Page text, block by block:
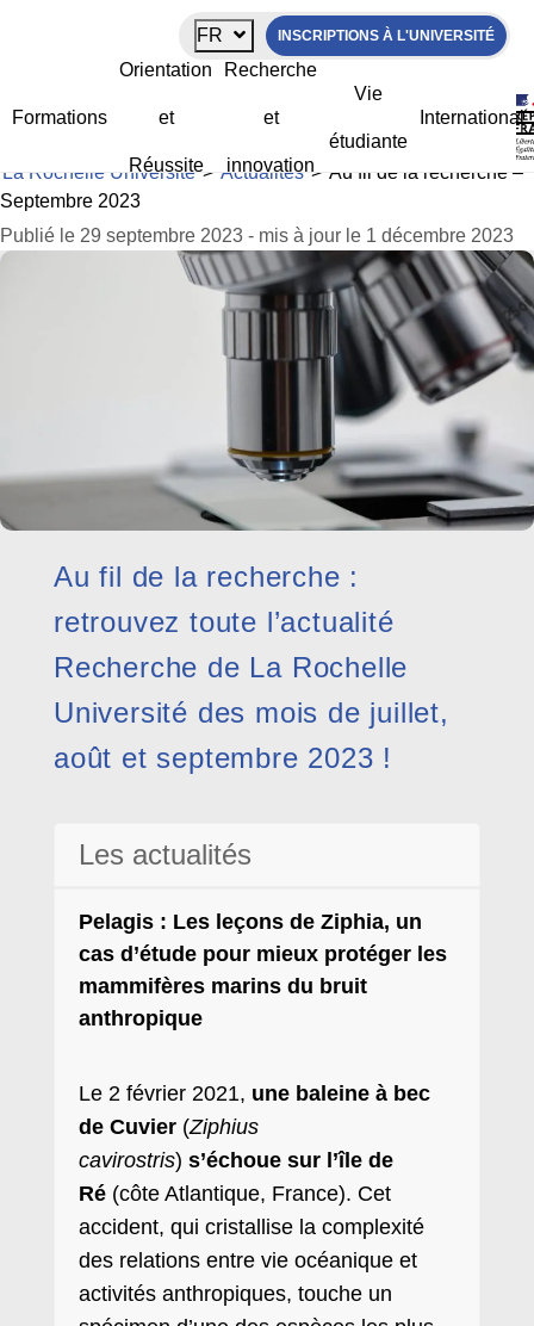
FR INSCRIPTIONS À L'UNIVERSITÉ
Formations
Orientation
et
Réussite
Recherche
et
innovation
Vie
étudiante
International
Au fil de la recherche – Septembre
La Rochelle Université> Actualités> Au fil de la recherche –
Septembre 2023
Publié le 29 septembre 2023 - mis à jour le 1 décembre 2023
Au fil de la recherche :
retrouvez toute l’actualité
Recherche de La Rochelle
Université des mois de juillet,
août et septembre 2023 !
Les actualités
Pelagis : Les leçons de Ziphia, un
cas d’étude pour mieux protéger les
mammifères marins du bruit
anthropique
Le 2 février 2021, une baleine à bec
de Cuvier (Ziphius
cavirostris) s’échoue sur l’île de
Ré (côte Atlantique, France). Cet
accident, qui cristallise la complexité
des relations entre vie océanique et
activités anthropiques, touche un
Panneau de gestion des cookies